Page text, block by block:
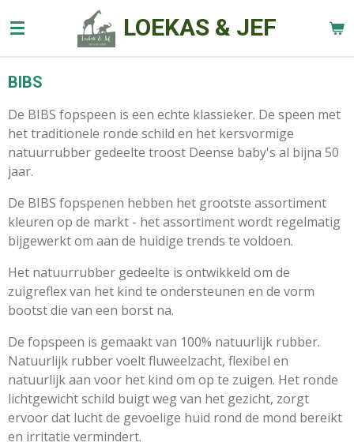
direct
de
hoofdinhoud
LOEKAS & JEF
BIBS
De BIBS fopspeen is een echte klassieker. De speen met
het traditionele ronde schild en het kersvormige
natuurrubber gedeelte troost Deense baby's al bijna 50
jaar.
De BIBS fopspenen hebben het grootste assortiment
kleuren op de markt - het assortiment wordt regelmatig
bijgewerkt om aan de huidige trends te voldoen.
Het natuurrubber gedeelte is ontwikkeld om de
zuigreflex van het kind te ondersteunen en de vorm
bootst die van een borst na.
De fopspeen is gemaakt van 100% natuurlijk rubber.
Natuurlijk rubber voelt fluweelzacht, flexibel en
natuurlijk aan voor het kind om op te zuigen. Het ronde
lichtgewicht schild buigt weg van het gezicht, zorgt
ervoor dat lucht de gevoelige huid rond de mond bereikt
en irritatie vermindert.